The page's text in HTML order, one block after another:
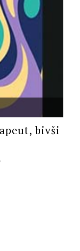
bivši